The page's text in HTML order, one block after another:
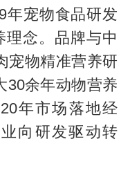
年宠物食品研发
理念。品牌与中
宠物精准营养研
30余年动物营养
年市场落地经
向研发驱动转